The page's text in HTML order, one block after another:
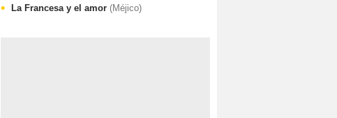
La Francesa y el amor (Méjico)